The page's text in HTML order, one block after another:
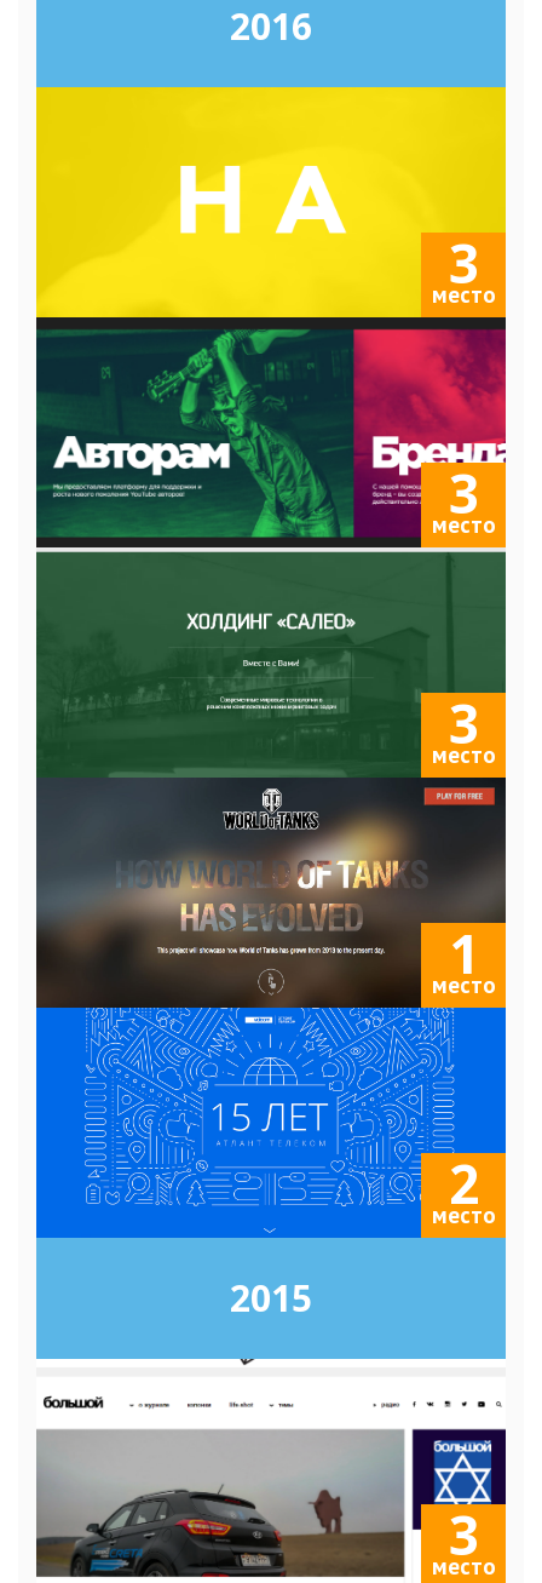
2016
3
место
3
место
3
место
1
место
2
место
2015
3
место